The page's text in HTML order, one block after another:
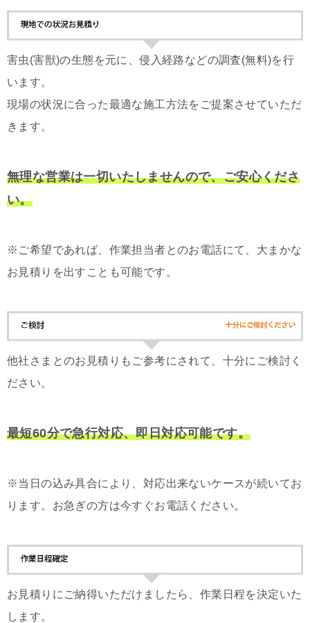
害虫(害獣)の生態を元に、侵入経路などの調査(無料)を行
います。
現場の状況に合った最適な施工方法をご提案させていただ
きます。
無理な営業は一切いたしませんので、ご安心くださ
い。
※ご希望であれば、作業担当者とのお電話にて、大まかな
お見積りを出すことも可能です。
他社さまとのお見積りもご参考にされて、十分にご検討く
ださい。
最短60分で急行対応、即日対応可能です。
※当日の込み具合により、対応出来ないケースが続いてお
ります。お急ぎの方は今すぐお電話ください。
お見積りにご納得いただけましたら、作業日程を決定いた
します。